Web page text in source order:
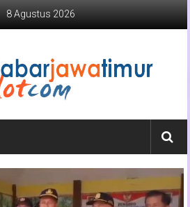
8 Agustus 2026